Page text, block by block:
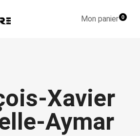
Mon panier0
Xavier
Aymar